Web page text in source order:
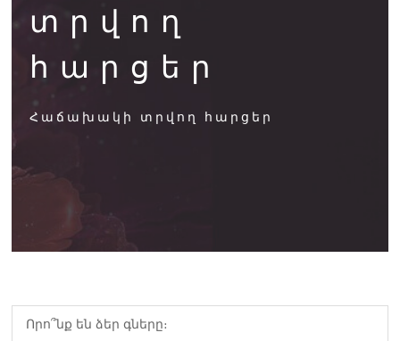
տրվող
հարցեր
Հաճախակի տրվող հարցեր
Որո՞նք են ձեր գները։